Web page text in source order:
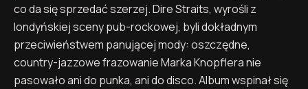
co da się sprzedać szerzej. Dire Straits, wyrośli z
londyńskiej sceny pub-rockowej, byli dokładnym
przeciwieństwem panującej mody: oszczędne,
country-jazzowe frazowanie Marka Knopflera nie
pasowało ani do punka, ani do disco. Album wspinał się